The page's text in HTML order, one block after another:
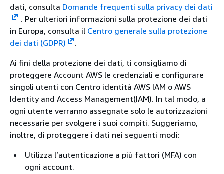
dati, consulta Domande frequenti sulla privacy dei dati
. Per ulteriori informazioni sulla protezione dei dati
in Europa, consulta il Centro generale sulla protezione
dei dati (GDPR)
.
Ai fini della protezione dei dati, ti consigliamo di
proteggere Account AWS le credenziali e configurare
singoli utenti con Centro identità AWS IAM o AWS
Identity and Access Management(IAM). In tal modo, a
ogni utente verranno assegnate solo le autorizzazioni
necessarie per svolgere i suoi compiti. Suggeriamo,
inoltre, di proteggere i dati nei seguenti modi:
Utilizza l’autenticazione a più fattori (MFA) con
ogni account.